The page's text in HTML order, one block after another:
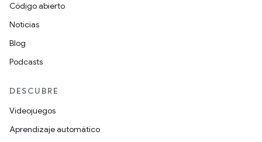
Código abierto
Noticias
Blog
Podcasts
DESCUBRE
Videojuegos
Aprendizaje automático